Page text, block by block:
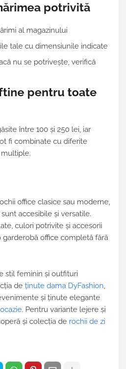
potrivită
al magazinului
tale cu dimensiunile indicate
nu se potrivește, verifică
pentru toate
între 100 și 250 lei, iar
fi combinate cu diferite
office clasice sau moderne,
accesibile și versatile.
culori potrivite și accesorii
office completă fără
stil feminin și outfituri
de ținute dama DyFashion,
și ținute elegante
. Pentru variante lejere și
și colecția de rochii de zi